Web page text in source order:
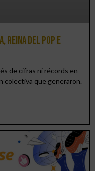
reina del pop e
de cifras ni récords en
colectiva que generaron.